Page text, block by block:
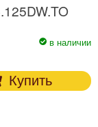
в наличии
Купить